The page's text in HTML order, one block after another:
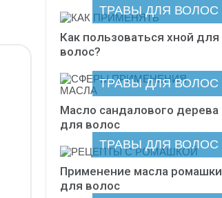
ТРАВЫ ДЛЯ ВОЛОС
Как пользоваться хной для
волос?
ТРАВЫ ДЛЯ ВОЛОС
Масло сандалового дерева
для волос
ТРАВЫ ДЛЯ ВОЛОС
Применение масла ромашки
для волос